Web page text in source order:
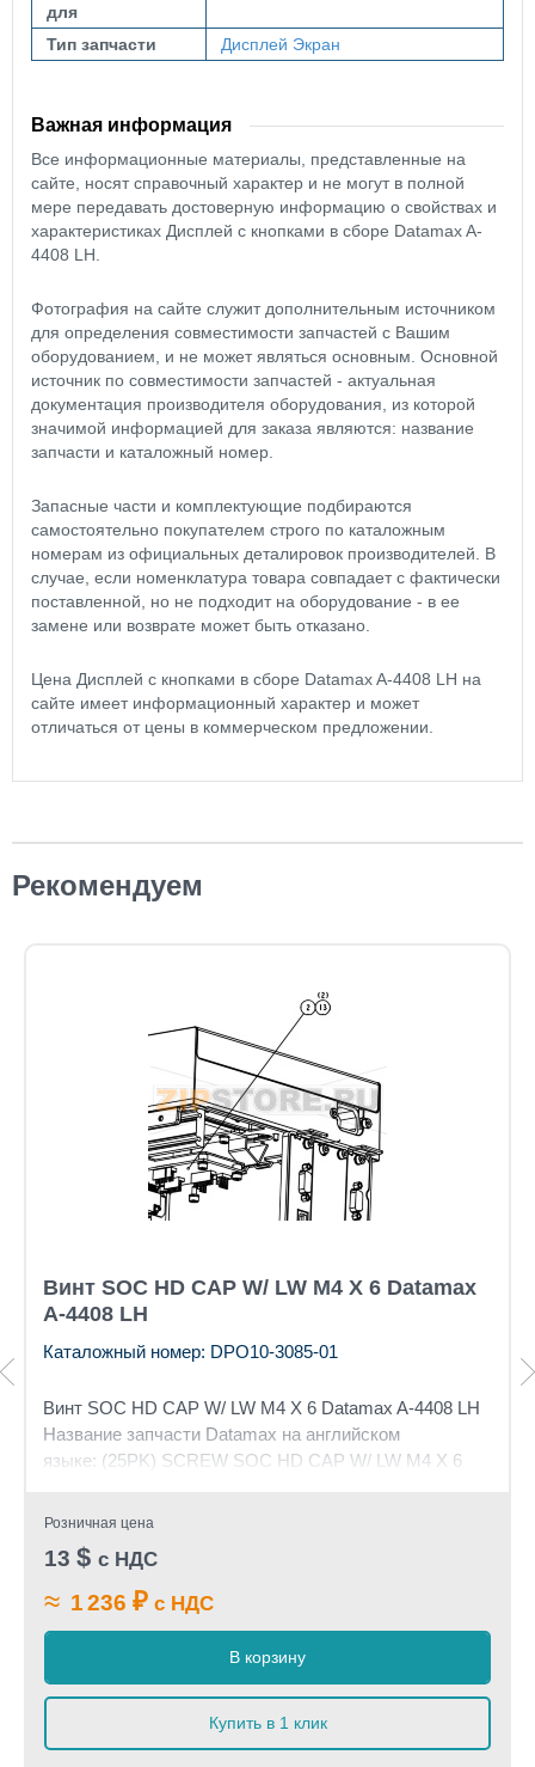
для
Тип запчасти Дисплей Экран
Важная информация
Все информационные материалы, представленные на
сайте, носят справочный характер и не могут в полной
мере передавать достоверную информацию о свойствах и
характеристиках Дисплей с кнопками в сборе Datamax A-
4408 LH.
Фотография на сайте служит дополнительным источником
для определения совместимости запчастей с Вашим
оборудованием, и не может являться основным. Основной
источник по совместимости запчастей - актуальная
документация производителя оборудования, из которой
значимой информацией для заказа являются: название
запчасти и каталожный номер.
Запасные части и комплектующие подбираются
самостоятельно покупателем строго по каталожным
номерам из официальных деталировок производителей. В
случае, если номенклатура товара совпадает с фактически
поставленной, но не подходит на оборудование - в ее
замене или возврате может быть отказано.
Цена Дисплей с кнопками в сборе Datamax A-4408 LH на
сайте имеет информационный характер и может
отличаться от цены в коммерческом предложении.
Рекомендуем
Винт SOC HD CAP W/ LW M4 X 6 Datamax
A-4408 LH
Каталожный номер: DPO10-3085-01
Винт SOC HD CAP W/ LW M4 X 6 Datamax A-4408 LH
Название запчасти Datamax на английском
языке: (25PK) SCREW SOC HD CAP W/ LW M4 X 6
Розничная цена
13 $ с НДС
≈ 1 236 ₽ с НДС
В корзину
Купить в 1 клик